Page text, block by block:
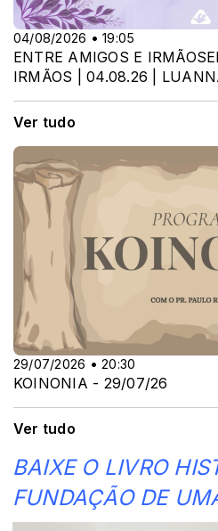
04/08/2026 • 19:05
ENTRE AMIGOS E
IRMÃOS | 04.08.26 |
Ver tudo
29/07/2026 • 20:30
KOINONIA - 29/07/26
Ver tudo
BAIXE O LIVRO
FUNDAÇÃO DE